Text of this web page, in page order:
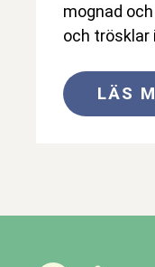
mognad
och trösklar
LÄS